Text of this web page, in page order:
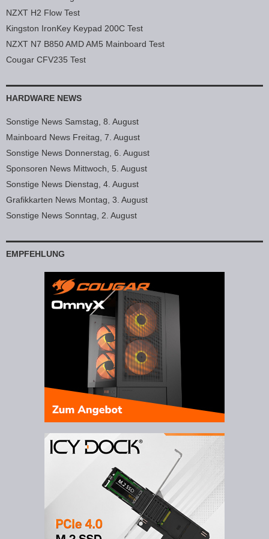
NZXT H2 Flow Test
Kingston IronKey Keypad 200C Test
NZXT N7 B850 AMD AM5 Mainboard Test
Cougar CFV235 Test
HARDWARE NEWS
Sonstige News Samstag, 8. August
Mainboard News Freitag, 7. August
Sonstige News Donnerstag, 6. August
Sponsoren News Mittwoch, 5. August
Sonstige News Dienstag, 4. August
Grafikkarten News Montag, 3. August
Sonstige News Sonntag, 2. August
EMPFEHLUNG